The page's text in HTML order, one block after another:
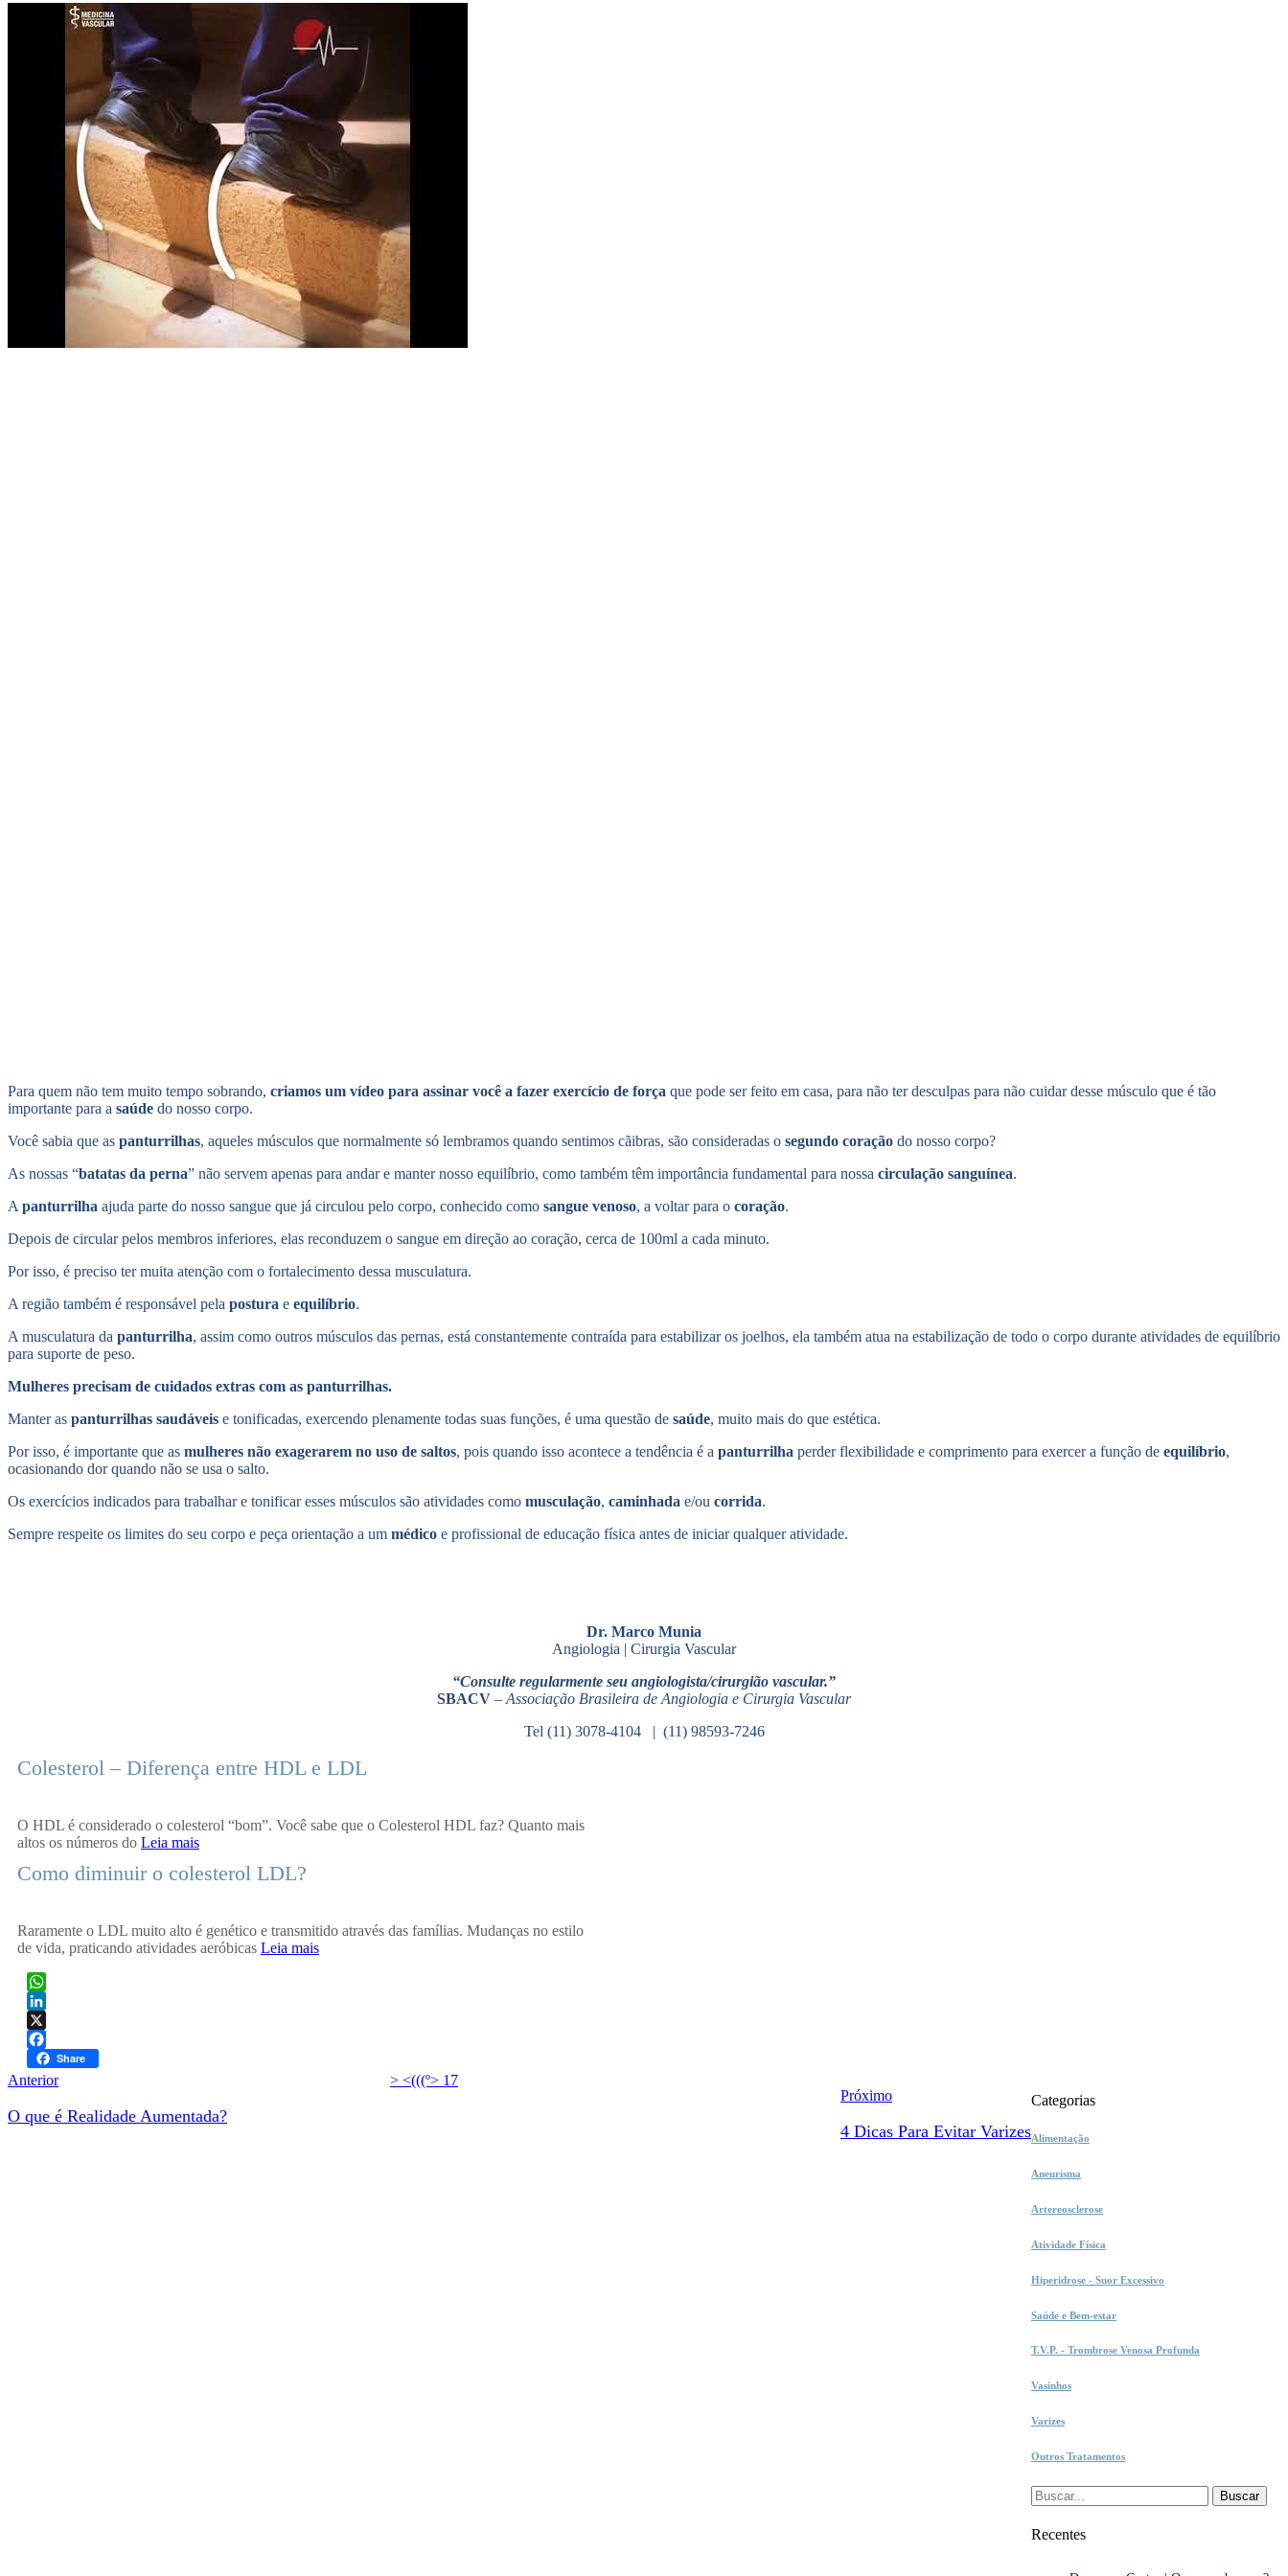
Para quem não tem muito tempo sobrando, criamos um vídeo para assinar você a fazer exercício de força que pode ser feito em casa, para não ter desculpas para não cuidar desse músculo que é tão
importante para a saúde do nosso corpo.
Você sabia que as panturrilhas, aqueles músculos que normalmente só lembramos quando sentimos cãibras, são consideradas o segundo coração do nosso corpo?
As nossas “batatas da perna” não servem apenas para andar e manter nosso equilíbrio, como também têm importância fundamental para nossa circulação sanguínea.
Apanturrilha ajuda parte do nosso sangue que já circulou pelo corpo, conhecido como sangue venoso, a voltar para o coração.
Depois de circular pelos membros inferiores, elas reconduzem o sangue em direção ao coração, cerca de 100ml a cada minuto.
Por isso, é preciso ter muita atenção com o fortalecimento dessa musculatura.
A região também é responsável pela postura e equilíbrio.
A musculatura da panturrilha, assim como outros músculos das pernas, está constantemente contraída para estabilizar os joelhos, ela também atua na estabilização de todo o corpo durante atividades de equilíbrio
para suporte de peso.
Mulheres precisam de cuidados extras com as panturrilhas.
Manter as panturrilhas saudáveis e tonificadas, exercendo plenamente todas suas funções, é uma questão de saúde, muito mais do que estética.
Por isso, é importante que as mulheres não exagerarem no uso de saltos, pois quando isso acontece a tendência é a panturrilha perder flexibilidade e comprimento para exercer a função de equilíbrio,
ocasionando dor quando não se usa o salto.
Os exercícios indicados para trabalhar e tonificar esses músculos são atividades como musculação, caminhada e/ou corrida.
Sempre respeite os limites do seu corpo e peça orientação a um médico e profissional de educação física antes de iniciar qualquer atividade.
Dr. Marco Munia
Angiologia | Cirurgia Vascular
“Consulte regularmente seu angiologista/cirurgião vascular.”
SBACV – Associação Brasileira de Angiologia e Cirurgia Vascular
Tel (11) 3078-4104 | (11) 98593-7246
Colesterol – Diferença entre HDL e LDL
O HDL é considerado o colesterol “bom”. Você sabe que o Colesterol HDL faz? Quanto mais
altos os números do Leia mais
Como diminuir o colesterol LDL?
Raramente o LDL muito alto é genético e transmitido através das famílias. Mudanças no estilo
de vida, praticando atividades aeróbicas Leia mais
WhatsApp
LinkedIn
X
Facebook
Share
Categorias
Alimentação
Aneurisma
Artereosclerose
Atividade Física
Hiperidrose - Suor Excessivo
Saúde e Bem-estar
T.V.P. - Trombrose Venosa Profunda
Vasinhos
Varizes
Outros Tratamentos
Buscar
por:
Recentes
Anterior
O que é Realidade Aumentada?
Próximo
4 Dicas Para Evitar Varizes
> <(((º> 17